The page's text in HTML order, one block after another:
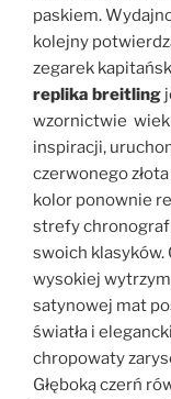
paskiem.
kolejny
zegarek
replika breitling
wzornictwie
inspiracji,
czerwonego
kolor ponownie
strefy
swoich klasyków.
wysokiej
satynowej mat
światła i
chropowaty
Głęboką czerń